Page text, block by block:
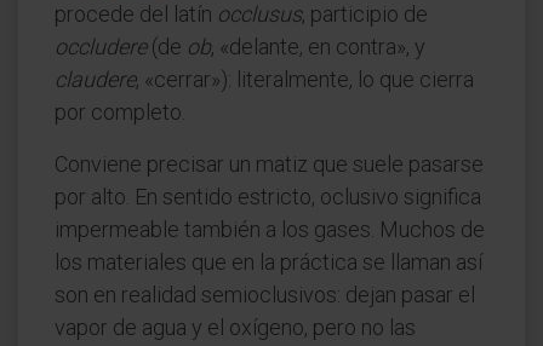
procede del latín occlusus, participio de
occludere(de ob, «delante, en contra», y
claudere, «cerrar»): literalmente, lo que cierra
por completo.
Conviene precisar un matiz que suele pasarse
por alto. En sentido estricto, oclusivo significa
impermeable también a los gases. Muchos de
los materiales que en la práctica se llaman así
son en realidad semioclusivos: dejan pasar el
vapor de agua y el oxígeno, pero no las